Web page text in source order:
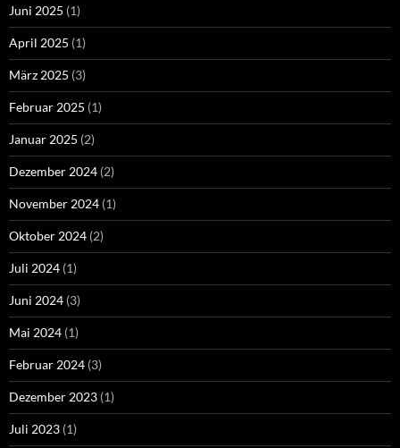
Juni 2025 (1)
April 2025 (1)
März 2025 (3)
Februar 2025 (1)
Januar 2025 (2)
Dezember 2024 (2)
November 2024 (1)
Oktober 2024 (2)
Juli 2024 (1)
Juni 2024 (3)
Mai 2024 (1)
Februar 2024 (3)
Dezember 2023 (1)
Juli 2023 (1)